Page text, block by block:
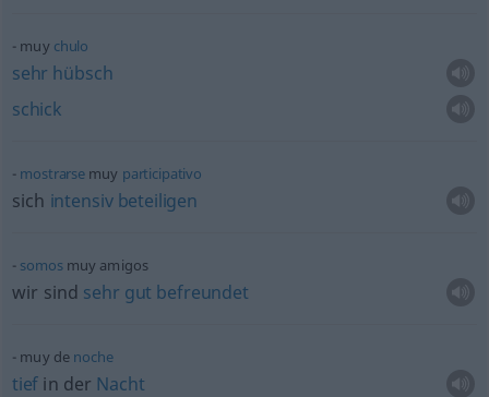
muy chulo
sehr hübsch
schick
mostrarse muy participativo
sich intensiv beteiligen
somosmuy amigos
wir sind sehr gut befreundet
muy de noche
tief in der Nacht